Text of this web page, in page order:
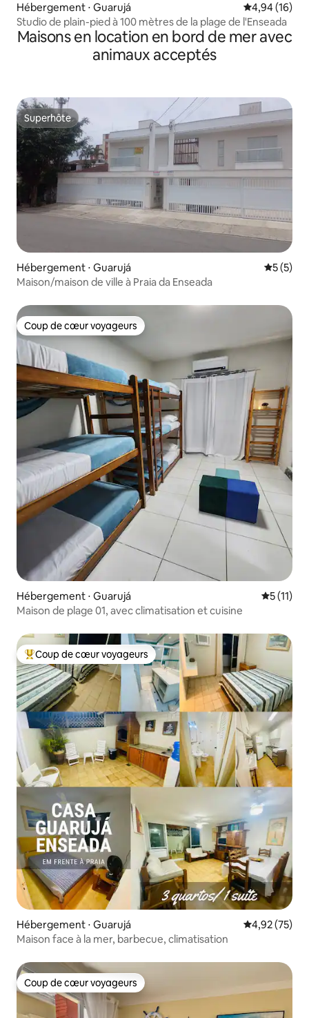
Hébergement ⋅ Guarujá Évaluation
4,94 (16)
Studio de plain-pied à 100 mètres de la plage de l'Enseada
Maisons en location en bord de mer avec
animaux acceptés
Superhôte
Superhôte
Hébergement ⋅ Guarujá
5 (5)
Maison/maison de ville à Praia da Enseada
Coup de cœur voyageurs
Coup de cœur voyageurs
Hébergement ⋅ Guarujá
5 (11)
Maison de plage 01, avec climatisation et cuisine
Coups de cœur voyageurs les plus appréciés
Coup de cœur voyageurs
Hébergement ⋅ Guarujá Évaluation
4,92 (75)
Maison face à la mer, barbecue, climatisation
Coup de cœur voyageurs
Coup de cœur voyageurs